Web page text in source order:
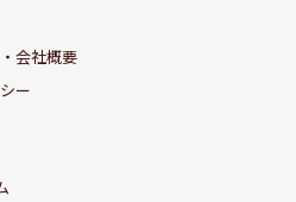
会社概要
ー